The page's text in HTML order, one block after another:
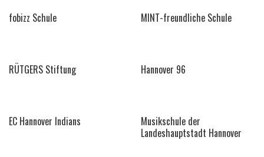
fobizz Schule MINT-freundliche Schule
RÜTGERS Stiftung Hannover 96
EC Hannover Indians
Musikschule der
Landeshauptstadt Hannover